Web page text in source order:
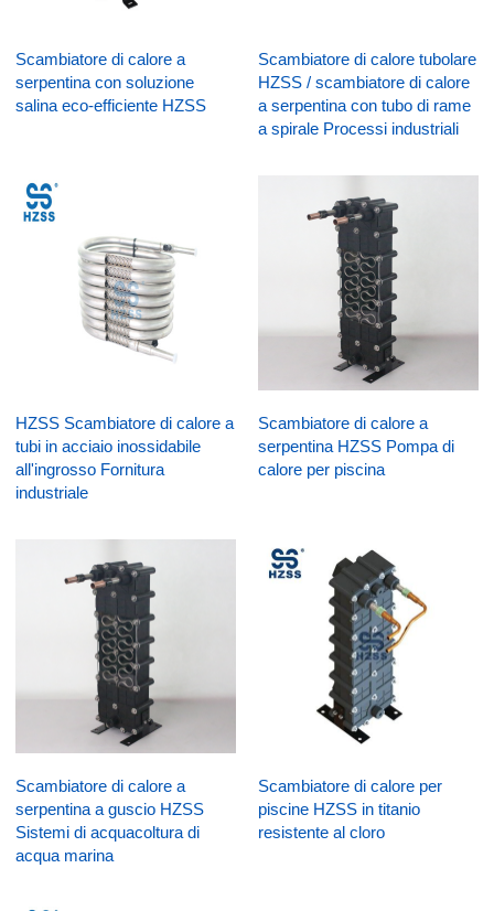
Scambiatore di calore a
serpentina con soluzione
salina eco-efficiente HZSS
Scambiatore di calore tubolare
HZSS / scambiatore di calore
a serpentina con tubo di rame
a spirale Processi industriali
HZSS Scambiatore di calore a
tubi in acciaio inossidabile
all'ingrosso Fornitura
industriale
Scambiatore di calore a
serpentina HZSS Pompa di
calore per piscina
Scambiatore di calore a
serpentina a guscio HZSS
Sistemi di acquacoltura di
acqua marina
Scambiatore di calore per
piscine HZSS in titanio
resistente al cloro